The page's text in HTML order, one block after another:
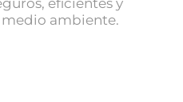
medio ambiente.